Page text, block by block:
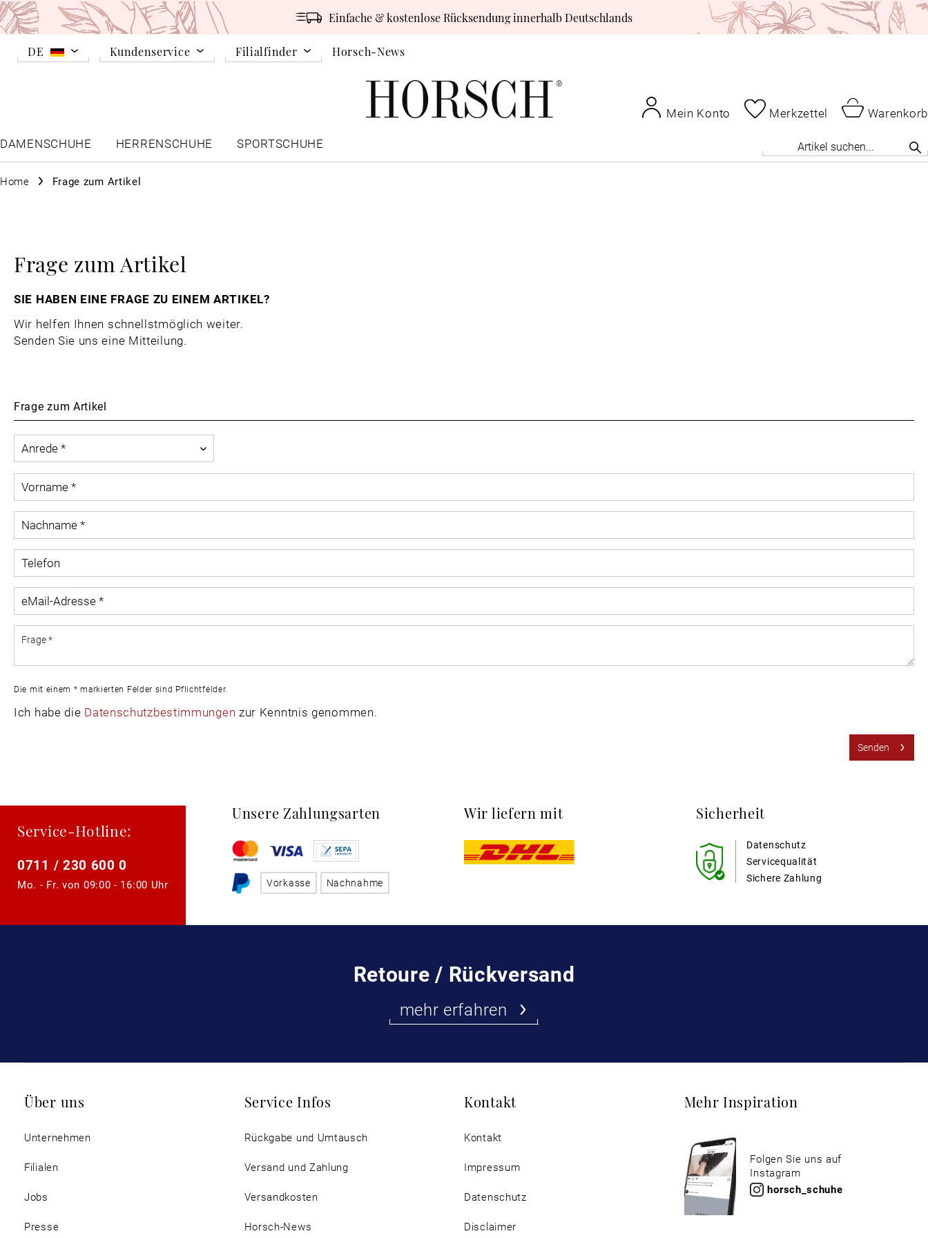
Einfache & kostenlose Rücksendung innerhalb Deutschlands
DE Kundenservice Filialfinder Horsch-News
Mein Konto Merkzettel
Warenkorb
DAMENSCHUHE
HERRENSCHUHE SPORTSCHUHE
Home Frage zum Artikel
Frage zum Artikel
SIE HABEN EINE FRAGE ZU EINEM ARTIKEL?
Wir helfen Ihnen schnellstmöglich weiter.
Senden Sie uns eine Mitteilung.
Frage zum Artikel
Die mit einem * markierten Felder sind Pflichtfelder.
Ich habe die Datenschutzbestimmungen zur Kenntnis genommen.
Senden
Retoure / Rückversand
mehr erfahren
Service-Hotline:
0711 / 230 600 0
Mo. - Fr. von 09:00 - 16:00 Uhr
Unsere Zahlungsarten
Vorkasse Nachnahme
Wir liefern mit Sicherheit
Datenschutz
Sichere Zahlung
Servicequalität
Über uns
Unternehmen
Filialen
Jobs
Presse
Service Infos
Rückgabe und Umtausch
Versand und Zahlung
Versandkosten
Horsch-News
Kontakt
Kontakt
Impressum
Datenschutz
Disclaimer
Mehr Inspiration
Folgen Sie uns auf
Instagram
horsch_schuhe